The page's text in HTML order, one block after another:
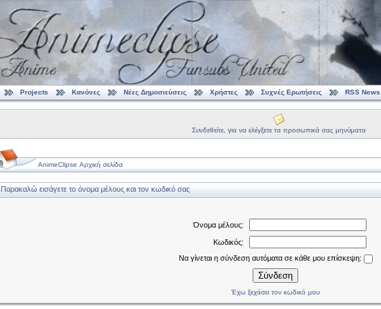
Projects Κανόνες Νέες Δημοσιεύσεις Χρήστες Συχνές Ερωτήσεις RSS News
Συνδεθείτε, για να ελέγξετε τα προσωπικά σας μηνύματα
AnimeClipse Αρχική σελίδα
Παρακαλώ εισάγετε το όνομα μέλους και τον κωδικό σας
Όνομα μέλους:
Κωδικός:
Να γίνεται η σύνδεση αυτόματα σε κάθε μου επίσκεψη:
Σύνδεση
Έχω ξεχάσει τον κωδικό μου